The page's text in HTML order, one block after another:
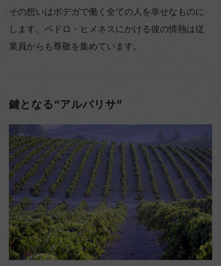
その想いはボデガで働く全ての人を幸せなものに
します。ペドロ・ヒメネスにかける彼の情熱は従
業員からも尊敬を集めています。
鍵となる“アルバリサ”